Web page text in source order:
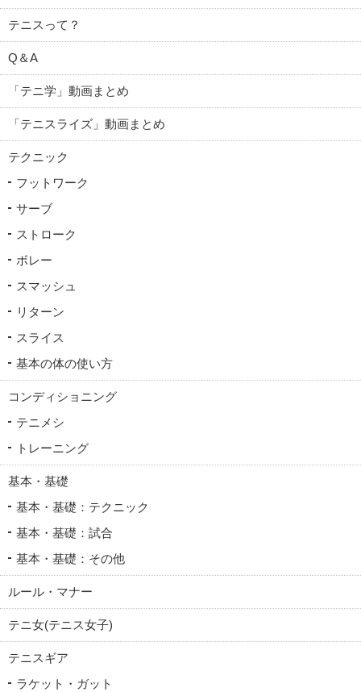
テニスって？
Q＆A
「テニ学」動画まとめ
「テニスライズ」動画まとめ
テクニック
フットワーク
サーブ
ストローク
ボレー
スマッシュ
リターン
スライス
基本の体の使い方
コンディショニング
テニメシ
トレーニング
基本・基礎
基本・基礎：テクニック
基本・基礎：試合
基本・基礎：その他
ルール・マナー
テニ女(テニス女子)
テニスギア
ラケット・ガット